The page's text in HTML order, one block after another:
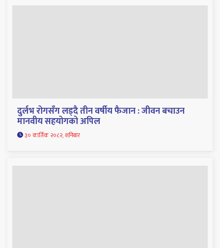
दुर्लभ रोगसँग लड्दै तीन वर्षीय फैजान : जीवन बचाउन
मानवीय सहयोगको अपिल
३० कार्तिक २०८२, शनिबार